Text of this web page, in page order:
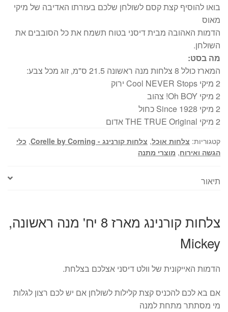
בואו להוסיף קצת קסם לשולחן שלכם בעזרתו האדיבה של מיקי
מאוס
הדמות האהובה מבית דיסני בטוח תשמח את כל הסובבים את
השולחן.
מה בסט:
המארז כולל 8 צלחות מנה ראשונה 21.5 ס"מ, זוג מכל צבע:
2 מיקי Cool NEVER Stops ירוק
2 מיקי Oh BOY! צהוב
2 מיקי Since 1928 כחול
2 מיקי THE TRUE Original אדום
קטגוריות: צלחות אוכל, צלחות קורנינג - Corelle by Corning , כלי
הגשה ואירוח, מוצרי מתנה
תיאור
צלחות קורנינג מארז 8 יח' מנה ראשונה,
Mickey
הדמות האייקונית של וולט דיסני אצלכם בצלחת.
אם בא לכם להכניס קצת קלילות לשולחן אם יש לכם רצון לגלות
מי מסתתר מתחת למנה